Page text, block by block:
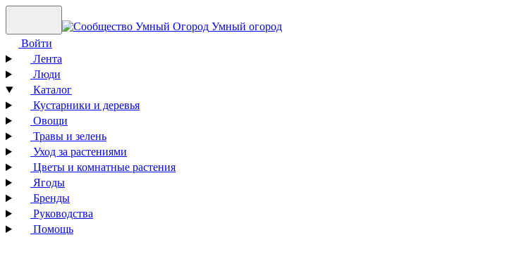
Умный огород
Войти
Лента
Люди
Каталог
Кустарники и деревья
Овощи
Травы и зелень
Уход за растениями
Цветы и комнатные растения
Ягоды
Бренды
Руководства
Помощь